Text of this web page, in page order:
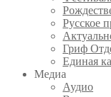
Русское
Гриф
Единая
Медиа
Аудио